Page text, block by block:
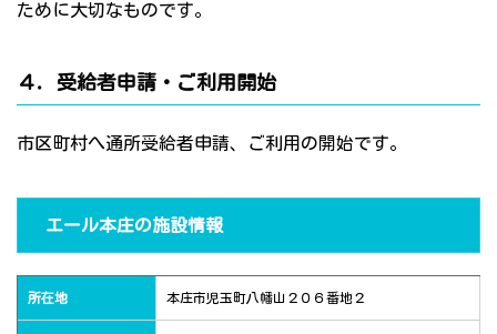
ために大切なものです。
４．受給者申請・ご利用開始
市区町村へ通所受給者申請、ご利用の開始です。
エール本庄の施設情報
所在地 本庄市児玉町八幡山２０６番地２